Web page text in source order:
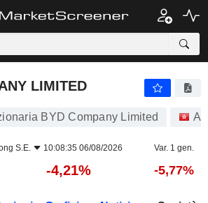
LIMITED
BYD Company Limited
S.E. 10:08:35 06/08/2026 Var. 1 gen.
-4,21% -5,77%